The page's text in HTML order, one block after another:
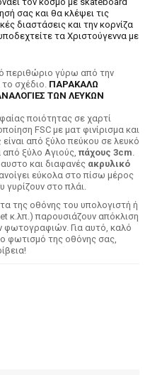
σας και θα κλέψει τις
διαστάσεις και την κορνίζα
τα Χριστούγεννα με
περιθώριο γύρω από την
σχέδιο. ΠΑΡΑΚΑΛΩ
ΤΩΝ ΛΕΥΚΩΝ
ποιότητας σε χαρτί
FSC με ματ φινίρισμα και
είναι από ξύλο πεύκου σε λευκό
ξύλο Αγιούς, πάχους 3cm.
και διαφανές ακρυλικό
εύκολα στο πίσω μέρος
γυρίζουν στο πλάι.
της οθόνης του υπολογιστή ή
κ.λπ.) παρουσιάζουν απόκλιση
Για αυτό, καλό
φωτισμό της οθόνης σας,